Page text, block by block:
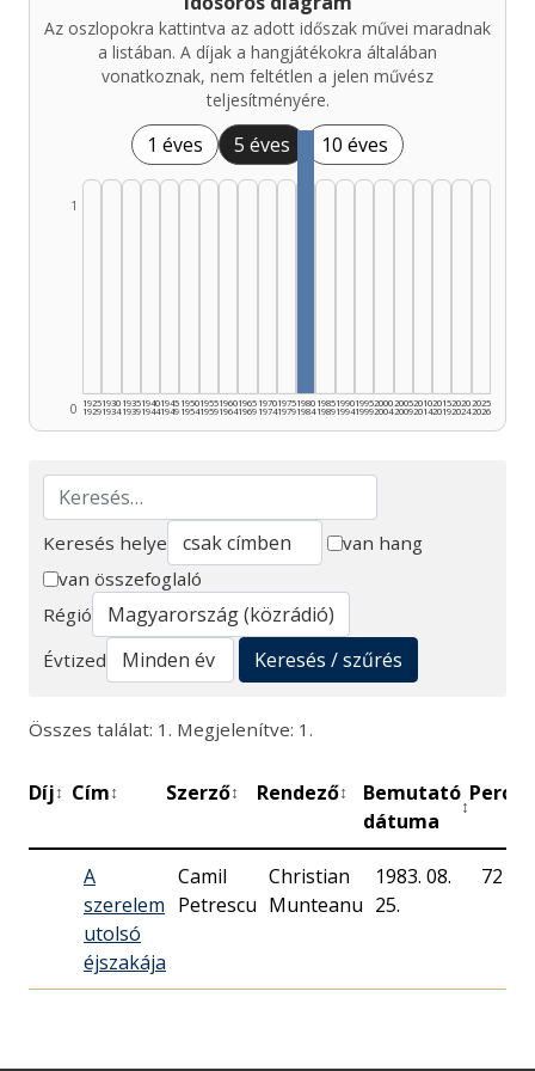
Az oszlopokra kattintva az adott időszak művei maradnak
a listában. A díjak a hangjátékokra általában
vonatkoznak, nem feltétlen a jelen művész
teljesítményére.
1 éves 5 éves 10 éves
0
1
1925
1929
1930
1934
1935
1939
1940
1944
1945
1949
1950
1954
1955
1959
1960
1964
1965
1969
1970
1974
1975
1979
1980
1984
1985
1989
1990
1994
1995
1999
2000
2004
2005
2009
2010
2014
2015
2019
2020
2024
2025
2026
Keresés
Keresés helye
van hang
van összefoglaló
Régió
Évtized
Keresés / szűrés
Összes találat: 1. Megjelenítve: 1.
Díj↕ Cím↕ Szerző↕ Rendező↕
Bemutató
dátuma
↕
Perc
A
szerelem
utolsó
éjszakája
Camil
Petrescu
Christian
Munteanu
1983. 08.
25.
72